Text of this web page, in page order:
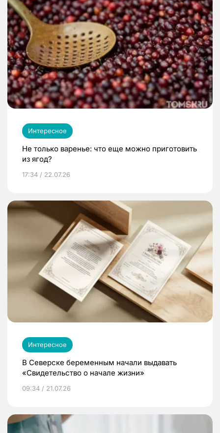
Интересное
Не только варенье: что еще можно приготовить
из ягод?
17:34 / 22.07.26
Интересное
В Северске беременным начали выдавать
«Свидетельство о начале жизни»
09:34 / 21.07.26